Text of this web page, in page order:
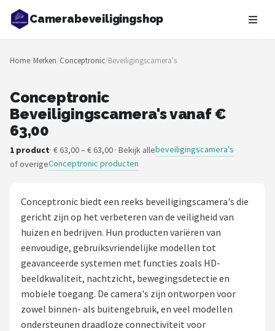
Camerabeveiligingshop
Zoeken
NAVIGATIE
Merken
Blog
Camera Deurbellen
NAS
Shop
Eufy
Home/Merken/Conceptronic/Beveiligingscamera's
Conceptronic
Beveiligingscamera's vanaf €
63,00
1 product· € 63,00 – € 63,00 · Bekijk allebeveiligingscamera's
of overigeConceptronic producten
Conceptronic biedt een reeks beveiligingscamera's die
gericht zijn op het verbeteren van de veiligheid van
huizen en bedrijven. Hun producten variëren van
eenvoudige, gebruiksvriendelijke modellen tot
geavanceerde systemen met functies zoals HD-
beeldkwaliteit, nachtzicht, bewegingsdetectie en
mobiele toegang. De camera's zijn ontworpen voor
zowel binnen- als buitengebruik, en veel modellen
ondersteunen draadloze connectiviteit voor